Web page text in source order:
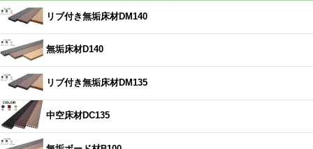
リブ付き無垢床材DM140
無垢床材D140
リブ付き無垢床材DM135
中空床材DC135